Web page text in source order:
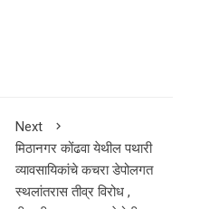
Next
मिठानगर कोंढवा येथील पथारी
व्यावसायिकांचे कचरा डेपोलगत
स्थलांतरास तीव्र विरोध ,